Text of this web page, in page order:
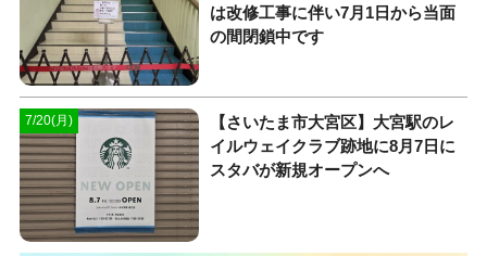
は改修工事に伴い7月1日から当面
の間閉鎖中です
7/20(月)
【さいたま市大宮区】大宮駅のレ
イルウェイクラブ跡地に8月7日に
スタバが新規オープンへ